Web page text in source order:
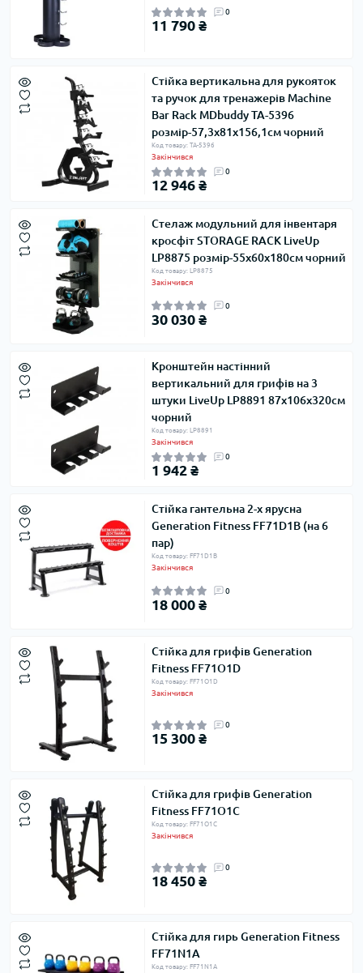
0
11 790 ₴
Стійка вертикальна для рукояток
та ручок для тренажерів Machine
Bar Rack MDbuddy TA-5396
розмір-57,3x81x156,1см чорний
Код товару: TA-5396
Закінчився
0
12 946 ₴
Стелаж модульний для інвентаря
кросфіт STORAGE RACK LiveUp
LP8875 розмір-55x60x180см чорний
Код товару: LP8875
Закінчився
0
30 030 ₴
Кронштейн настінний
вертикальний для грифів на 3
штуки LiveUp LP8891 87x106x320cм
чорний
Код товару: LP8891
Закінчився
0
1 942 ₴
Стійка гантельна 2-х ярусна
Generation Fitness FF71D1В (на 6
пар)
Код товару: FF71D1В
Закінчився
0
18 000 ₴
Стійка для грифів Generation
Fitness FF71O1D
Код товару: FF71O1D
Закінчився
0
15 300 ₴
Стійка для грифів Generation
Fitness FF71O1C
Код товару: FF71O1C
Закінчився
0
18 450 ₴
Стійка для гирь Generation Fitness
FF71N1A
Код товару: FF71N1A